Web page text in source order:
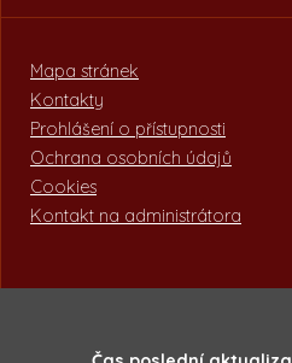
Mapa stránek
Kontakty
Prohlášení o přístupnosti
Ochrana osobních údajů
Cookies
Kontakt na administrátora